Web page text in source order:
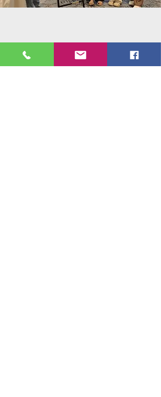
ข้อมูลสมาชิก